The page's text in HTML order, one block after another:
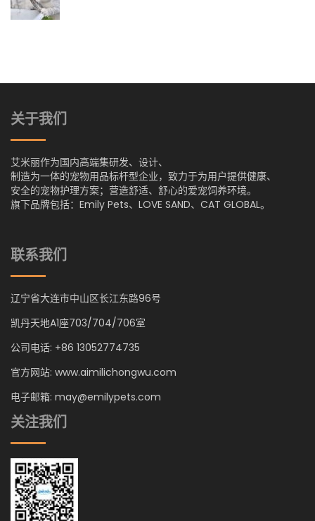
关于我们
艾米丽作为国内高端集研发、设计、
制造为一体的宠物用品标杆型企业，致力于为用户提供健康、
安全的宠物护理方案；营造舒适、舒心的爱宠饲养环境。
旗下品牌包括：Emily Pets、LOVE SAND、CAT GLOBAL。
联系我们
辽宁省大连市中山区长江东路96号
凯丹天地A1座703/704/706室
公司电话: +86 13052774735
官方网站: www.aimilichongwu.com
电子邮箱: may@emilypets.com
关注我们